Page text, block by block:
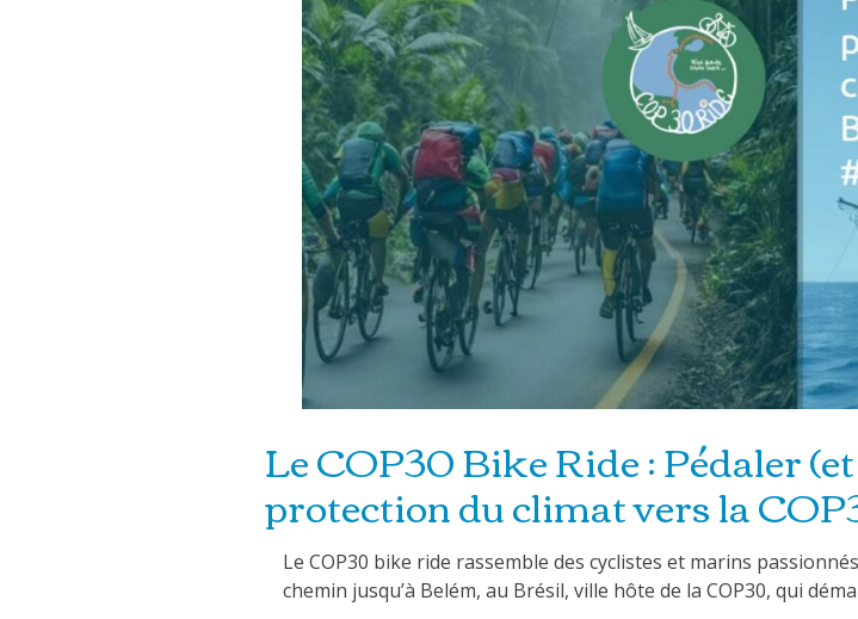
Le COP30 Bike Ride : Pédaler
protection du climat vers la
Le COP30 bike ride rassemble des cyclistes et marins
chemin jusqu’à Belém, au Brésil, ville hôte de la COP30, qui